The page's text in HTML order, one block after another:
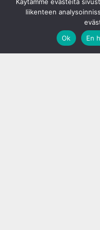
liikenteen
Ok
En